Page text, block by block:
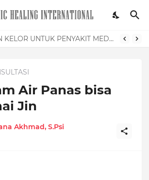
KHASIAT DAUN KELOR UNTUK PENYAKIT MEDIS DAN GANGGUAN SIHIR
Air Panas bisa
Jin
Akhmad, S.Psi